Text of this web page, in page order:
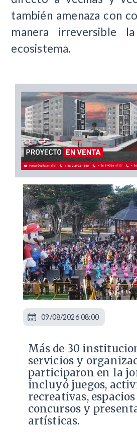
también amenaza con
manera irreversible
ecosistema.
Más de 30
servicios y
participaron en la
incluyó juegos,
recreativas,
concursos y
artísticas.
09/08/2026 08:00